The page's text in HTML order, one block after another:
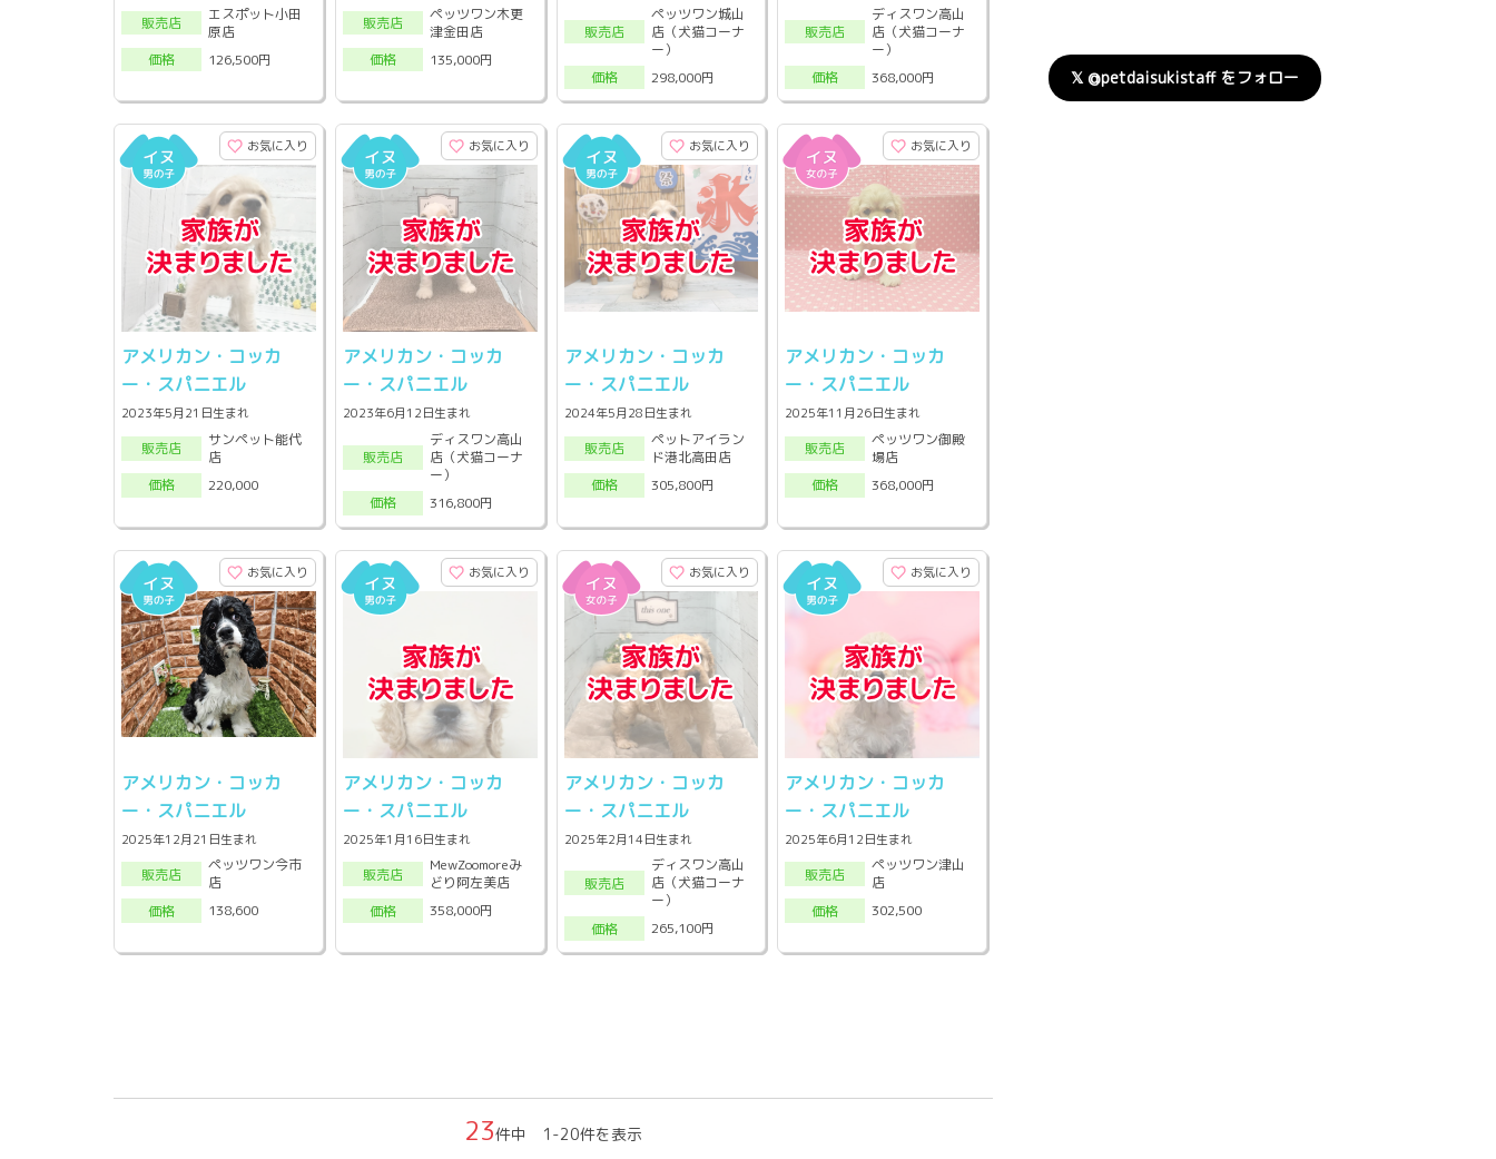
販売店
エスポット小田
原店
価格
126,500円
販売店
ペッツワン木更
津金田店
価格
135,000円
販売店
ペッツワン城山
店（犬猫コーナ
ー）
価格
298,000円
販売店
ディスワン高山
店（犬猫コーナ
ー）
価格
368,000円
お気に入り
アメリカン・コッカ
ー・スパニエル
2023年5月21日生まれ
販売店
サンペット能代
店
価格
220,000
お気に入り
アメリカン・コッカ
ー・スパニエル
2023年6月12日生まれ
販売店
ディスワン高山
店（犬猫コーナ
ー）
価格
316,800円
お気に入り
アメリカン・コッカ
ー・スパニエル
2024年5月28日生まれ
販売店
ペットアイラン
ド港北高田店
価格
305,800円
お気に入り
アメリカン・コッカ
ー・スパニエル
2025年11月26日生まれ
販売店
ペッツワン御殿
場店
価格
368,000円
お気に入り
アメリカン・コッカ
ー・スパニエル
2025年12月21日生まれ
販売店
ペッツワン今市
店
価格
138,600
お気に入り
アメリカン・コッカ
ー・スパニエル
2025年1月16日生まれ
販売店
MewZoomoreみ
どり阿左美店
価格
358,000円
お気に入り
アメリカン・コッカ
ー・スパニエル
2025年2月14日生まれ
販売店
ディスワン高山
店（犬猫コーナ
ー）
価格
265,100円
お気に入り
アメリカン・コッカ
ー・スパニエル
2025年6月12日生まれ
販売店
ペッツワン津山
店
価格
302,500
23件中 1-20件を表示
𝕏 @petdaisukistaff をフォロー